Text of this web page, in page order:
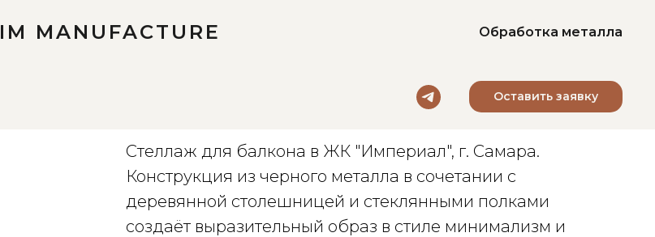
IM MANUFACTURE Обработка металла
Оставить заявку
Стеллаж для балкона в ЖК "Империал", г. Самара.
Конструкция из черного металла в сочетании с
деревянной столешницей и стеклянными полками
создаёт выразительный образ в стиле минимализм и